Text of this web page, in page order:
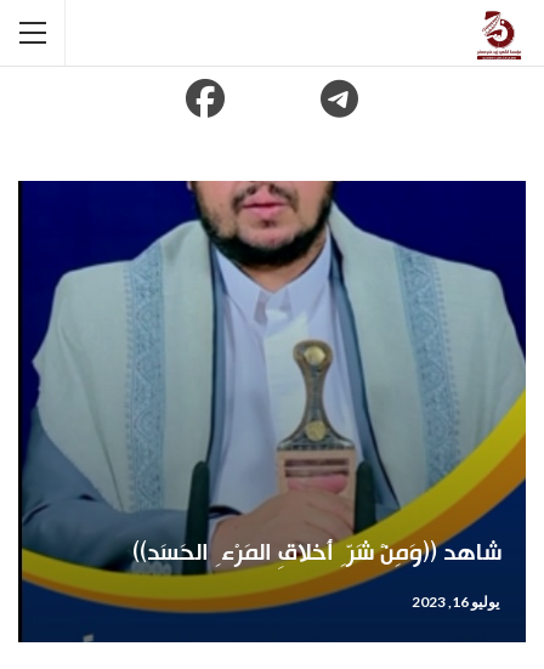
شاهد ((وَمِنْ شَرِّ أَخلاقِ المَرْءِ الحَسَد))
يوليو 16, 2023